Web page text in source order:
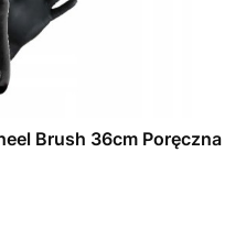
Brush 36cm Poręczna